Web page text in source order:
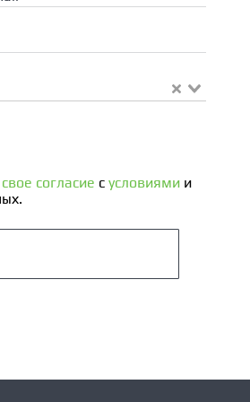
свое согласие с условиями и